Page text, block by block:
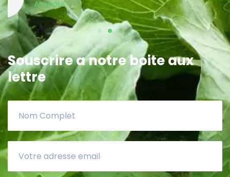
Souscrire a notre boite aux
lettre